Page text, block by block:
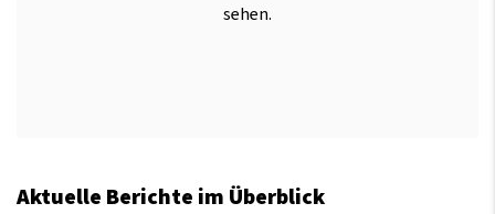
sehen.
Aktuelle Berichte im Überblick